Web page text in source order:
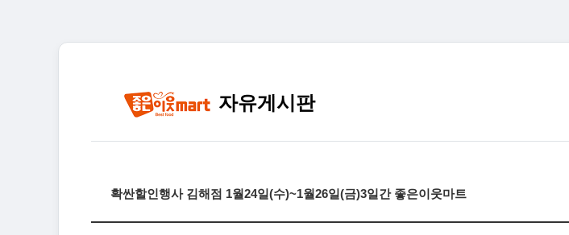
자유게시판
확싼할인행사 김해점 1월24일(수)~1월26일(금)3일간 좋은이웃마트